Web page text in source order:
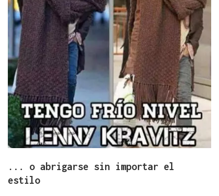
... o abrigarse sin importar el
estilo